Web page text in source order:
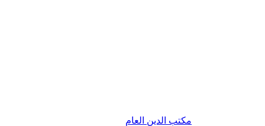
مكتب الدين العام